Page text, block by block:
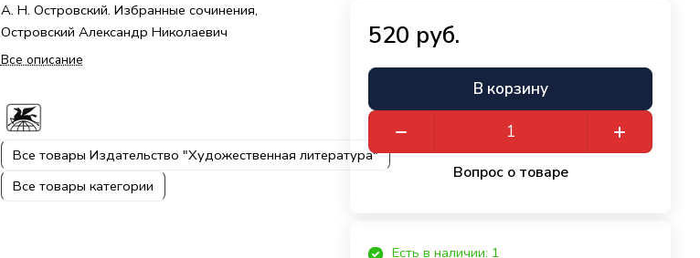
А. Н. Островский. Избранные сочинения,
Островский Александр Николаевич
Все описание
Все товары Издательство "Художественная литература"
Все товары категории
520 руб.
В корзину
Вопрос о товаре
Есть в наличии: 1